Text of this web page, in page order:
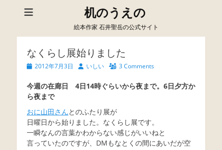
机のうえの
絵本作家 石井聖岳の公式サイト
なくらし展始りました
Posted2012年7月3日 Authorいしい 3 Comments
今週の在廊日 4日14時ぐらいから夜まで。6日夕方か
ら夜まで
おに山田さんとのふたり展が
日曜日から始りました。なくらし展です。
一瞬なんの言葉かわからない感じがいいねと
言っていたのですが、DMもなとくの間にあいだが空